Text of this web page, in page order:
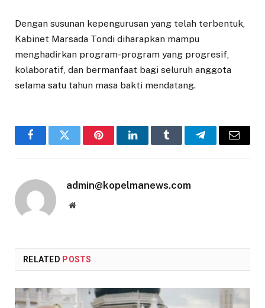
Dengan susunan kepengurusan yang telah terbentuk,
Kabinet Marsada Tondi diharapkan mampu
menghadirkan program-program yang progresif,
kolaboratif, dan bermanfaat bagi seluruh anggota
selama satu tahun masa bakti mendatang.
FacebookTwitter PinterestLinkedInTumblr TelegramEmail
admin@kopelmanews.com
Website
RELATED POSTS